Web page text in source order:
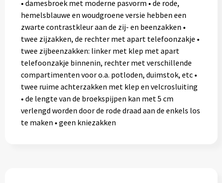
• damesbroek met moderne pasvorm • de rode,
hemelsblauwe en woudgroene versie hebben een
zwarte contrastkleur aan de zij- en beenzakken •
twee zijzakken, de rechter met apart telefoonzakje •
twee zijbeenzakken: linker met klep met apart
telefoonzakje binnenin, rechter met verschillende
compartimenten voor o.a. potloden, duimstok, etc •
twee ruime achterzakken met klep en velcrosluiting
• de lengte van de broekspijpen kan met 5 cm
verlengd worden door de rode draad aan de enkels los
te maken • geen kniezakken